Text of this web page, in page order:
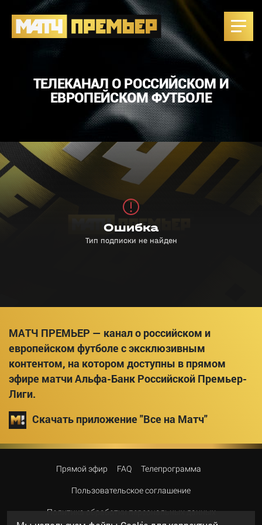
ТЕЛЕКАНАЛ О РОССИЙСКОМ И
ЕВРОПЕЙСКОМ ФУТБОЛЕ
МАТЧ ПРЕМЬЕР — канал о российском и
европейском футболе с эксклюзивным
контентом, на котором доступны в прямом
эфире матчи Альфа-Банк Российской Премьер-
Лиги.
Скачать приложение "Все на Матч"
Прямой эфир FAQ Телепрограмма
Пользовательское соглашение
Политика обработки персональных данных